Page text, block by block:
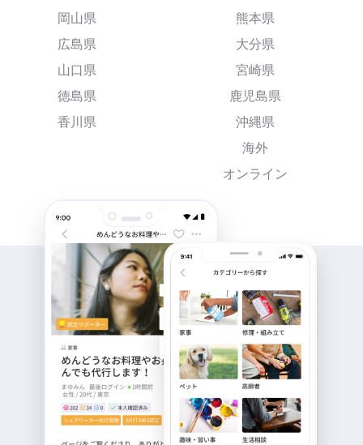
岡山県
広島県
山口県
徳島県
香川県
熊本県
大分県
宮崎県
鹿児島県
沖縄県
海外
オンライン